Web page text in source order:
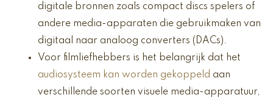
digitale bronnen zoals compact discs spelers of
andere media-apparaten die gebruikmaken van
digitaal naar analoog converters (DACs).
Voor filmliefhebbers is het belangrijk dat het
audiosysteem kan worden gekoppeld aan
verschillende soorten visuele media-apparatuur,